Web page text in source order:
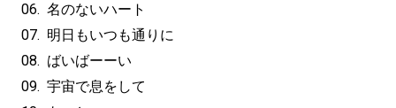
06. 名のないハート
07. 明日もいつも通りに
08. ばいばーーい
09. 宇宙で息をして